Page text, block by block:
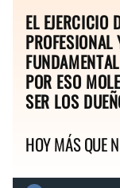
EL EJERCICIO
POR ESO
SER LOS
HOY MÁS QUE